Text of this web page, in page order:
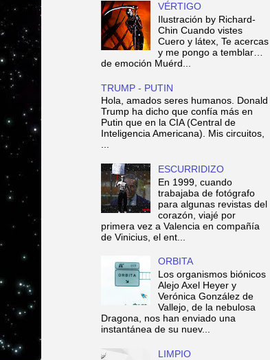
VÉRTIGO
Ilustración by Richard-
Chin Cuando vistes
Cuero y látex, Te acercas
y me pongo a temblar…
de emoción Muérd...
TRUMP - PUTIN
Hola, amados seres humanos. Donald
Trump ha dicho que confía más en
Putin que en la CIA (Central de
Inteligencia Americana). Mis circuitos,
...
ESCURRIDIZO
En 1999, cuando
trabajaba de fotógrafo
para algunas revistas del
corazón, viajé por
primera vez a Valencia en compañía
de Vinicius, el ent...
ORBITA
Los organismos biónicos
Alejo Axel Heyer y
Verónica González de
Vallejo, de la nebulosa
Dragona, nos han enviado una
instantánea de su nuev...
LIMPIO